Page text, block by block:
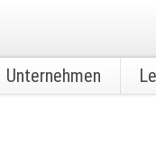
Unternehmen